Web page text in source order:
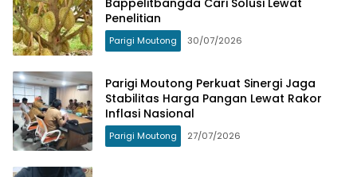
Penelitian
Parigi Moutong 30/07/2026
Parigi Moutong Perkuat Sinergi Jaga
Stabilitas Harga Pangan Lewat Rakor
Inflasi Nasional
Parigi Moutong 27/07/2026